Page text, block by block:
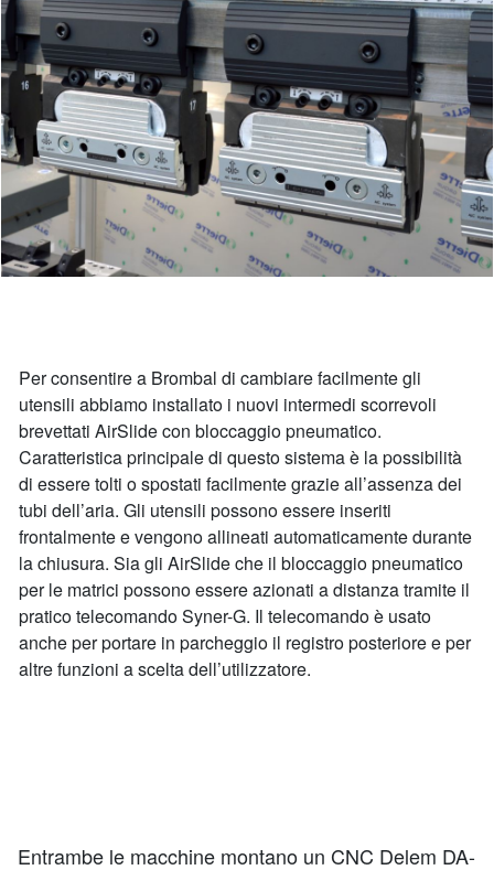
Per consentire a Brombal di cambiare facilmente gli
utensili abbiamo installato i nuovi intermedi scorrevoli
brevettati AirSlide con bloccaggio pneumatico.
Caratteristica principale di questo sistema è la possibilità
di essere tolti o spostati facilmente grazie all’assenza dei
tubi dell’aria. Gli utensili possono essere inseriti
frontalmente e vengono allineati automaticamente durante
la chiusura. Sia gli AirSlide che il bloccaggio pneumatico
per le matrici possono essere azionati a distanza tramite il
pratico telecomando Syner-G. Il telecomando è usato
anche per portare in parcheggio il registro posteriore e per
altre funzioni a scelta dell’utilizzatore.
Entrambe le macchine montano un CNC Delem DA-